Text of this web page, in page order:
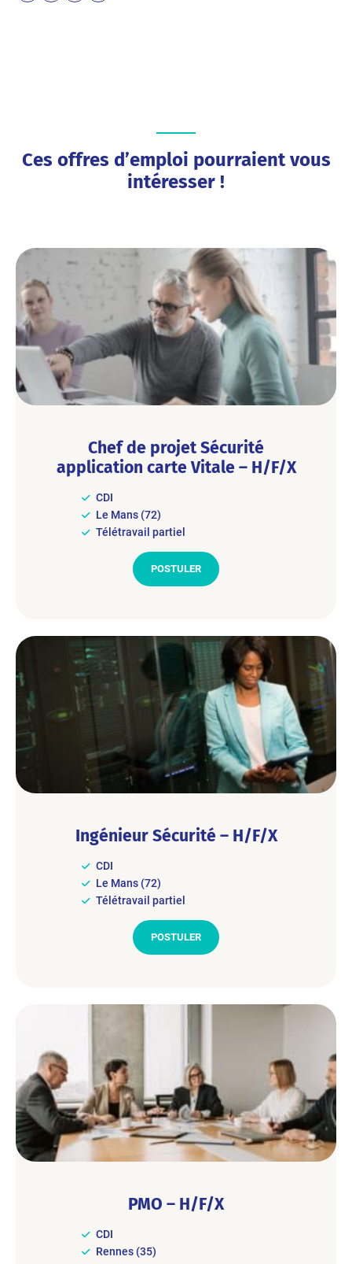
Ces offres d’emploi pourraient vous
intéresser !
Chef de projet Sécurité
application carte Vitale – H/F/X
CDI
Le Mans (72)
Télétravail partiel
POSTULER
Ingénieur Sécurité – H/F/X
CDI
Le Mans (72)
Télétravail partiel
POSTULER
PMO – H/F/X
CDI
Rennes (35)